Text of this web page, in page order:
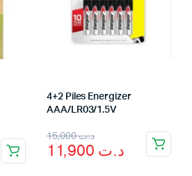
4+2 Piles Energizer
AAA/LR03/1.5V
د.ت15,000
Original
price
د.ت
Current
price